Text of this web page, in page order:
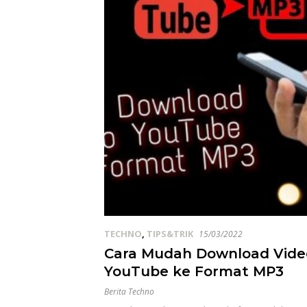
TECHNO, TIPS&TRIK 15/03/2022
Cara Mudah Download
YouTube ke Format MP3
Berita Techno